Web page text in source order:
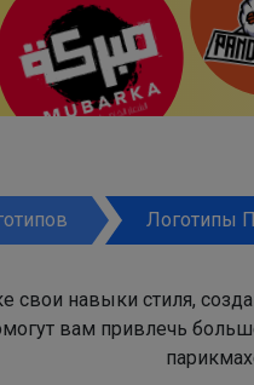
Логотипы
свои навыки стиля,
вам привлечь